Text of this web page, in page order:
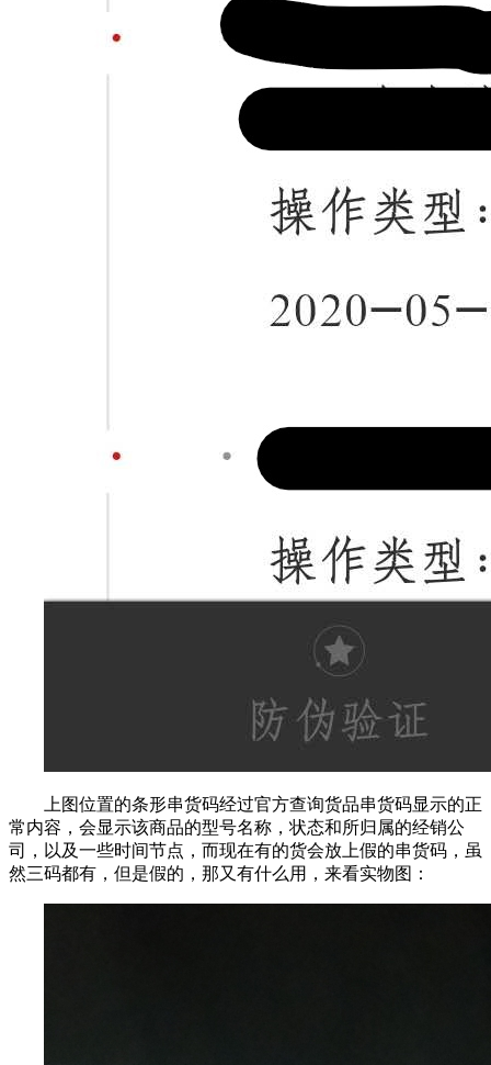
上图位置的条形串货码经过官方查询货品串货码显示的正
常内容，会显示该商品的型号名称，状态和所归属的经销公
司，以及一些时间节点，而现在有的货会放上假的串货码，虽
然三码都有，但是假的，那又有什么用，来看实物图：